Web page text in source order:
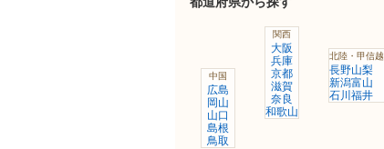
関西
大阪
兵庫
京都
滋賀
奈良
和歌山
中国
広島
岡山
山口
島根
鳥取
北陸・甲信越
長野山梨
新潟富山
石川 福井